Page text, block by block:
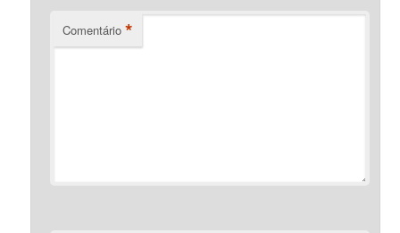
Comentário *